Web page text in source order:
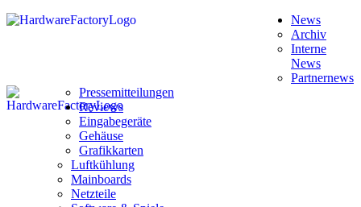
News
Archiv
Interne
News
Partnernews
Pressemitteilungen
Reviews
Eingabegeräte
Gehäuse
Grafikkarten
Luftkühlung
Mainboards
Netzteile